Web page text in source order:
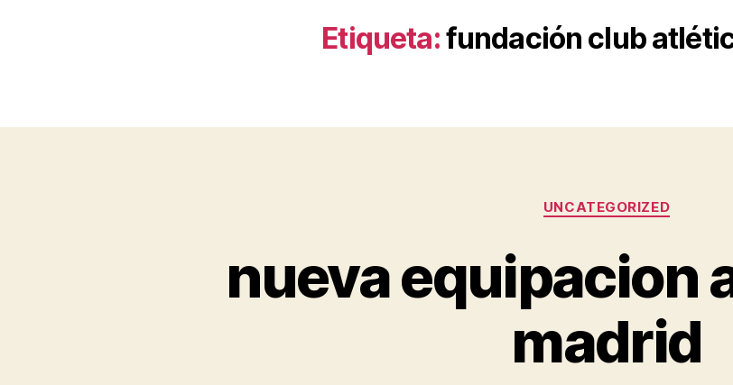
Etiqueta:fundación club
Categorías
UNCATEGORIZED
nueva equipacion
madrid